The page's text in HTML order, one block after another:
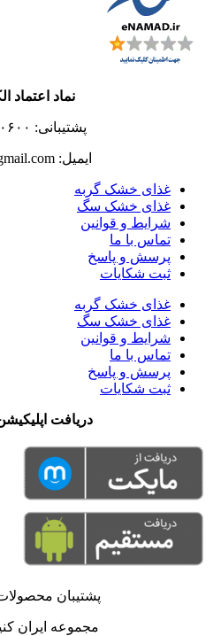
نماد اعتماد
پشتیبانی: ۰۹۱۰۸۲۹۰۶۰۰
ایمیل: petzip.ir@gmail.com
غذای خشک گربه
غذای خشک سگ
شرایط و قوانین
تماس با ما
پرسش و پاسخ
ثبت شکایات
غذای خشک گربه
غذای خشک سگ
شرایط و قوانین
تماس با ما
پرسش و پاسخ
ثبت شکایات
دریافت
پشتیبان
مجموعه ایران